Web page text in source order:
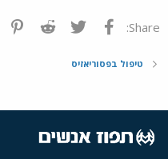
Share: פייסבוק Twitter
Reddit
טיפול בפסוריאזיס